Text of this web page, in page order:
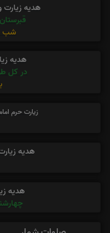
هدیه
شب
هدیه
در کل
با
زیارت حرم
هدیه
هدیه